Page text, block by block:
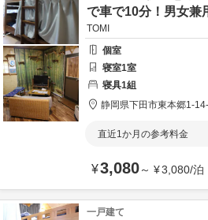
で車で10分！男女兼
TOMI
個室
寝室1室
寝具1組
静岡県下田市東本郷1-
直近1か月の参考料金
¥3,080～ ¥3,080/泊
一戸建て